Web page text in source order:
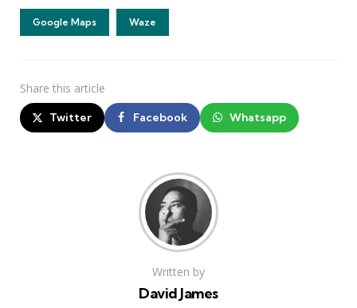
Google Maps Waze
Share this article
Twitter Facebook Whatsapp
Written by
David James